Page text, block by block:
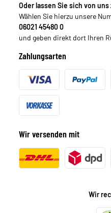
Oder lassen Sie sich von
Wählen Sie hierzu unsere
06021 45480 0
und geben direkt dort Ihren
Zahlungsarten
Wir versenden mit
Wir